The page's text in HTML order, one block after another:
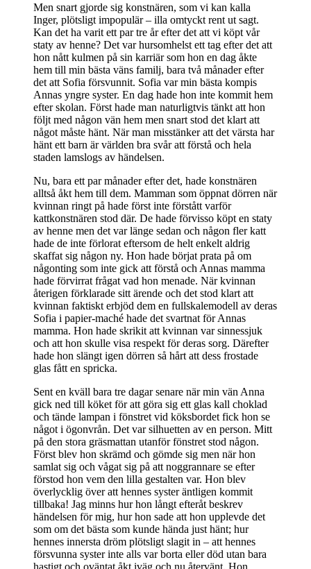
Men snart gjorde sig konstnären, som vi kan kalla
Inger, plötsligt impopulär – illa omtyckt rent ut sagt.
Kan det ha varit ett par tre år efter det att vi köpt vår
staty av henne? Det var hursomhelst ett tag efter det att
hon nått kulmen på sin karriär som hon en dag åkte
hem till min bästa väns familj, bara två månader efter
det att Sofia försvunnit. Sofia var min bästa kompis
Annas yngre syster. En dag hade hon inte kommit hem
efter skolan. Först hade man naturligtvis tänkt att hon
följt med någon vän hem men snart stod det klart att
något måste hänt. När man misstänker att det värsta har
hänt ett barn är världen bra svår att förstå och hela
staden lamslogs av händelsen.
Nu, bara ett par månader efter det, hade konstnären
alltså åkt hem till dem. Mamman som öppnat dörren när
kvinnan ringt på hade först inte förstått varför
kattkonstnären stod där. De hade förvisso köpt en staty
av henne men det var länge sedan och någon fler katt
hade de inte förlorat eftersom de helt enkelt aldrig
skaffat sig någon ny. Hon hade börjat prata på om
någonting som inte gick att förstå och Annas mamma
hade förvirrat frågat vad hon menade. När kvinnan
återigen förklarade sitt ärende och det stod klart att
kvinnan faktiskt erbjöd dem en fullskalemodell av deras
Sofia i papier-maché hade det svartnat för Annas
mamma. Hon hade skrikit att kvinnan var sinnessjuk
och att hon skulle visa respekt för deras sorg. Därefter
hade hon slängt igen dörren så hårt att dess frostade
glas fått en spricka.
Sent en kväll bara tre dagar senare när min vän Anna
gick ned till köket för att göra sig ett glas kall choklad
och tände lampan i fönstret vid köksbordet fick hon se
något i ögonvrån. Det var silhuetten av en person. Mitt
på den stora gräsmattan utanför fönstret stod någon.
Först blev hon skrämd och gömde sig men när hon
samlat sig och vågat sig på att noggrannare se efter
förstod hon vem den lilla gestalten var. Hon blev
överlycklig över att hennes syster äntligen kommit
tillbaka! Jag minns hur hon långt efteråt beskrev
händelsen för mig, hur hon sade att hon upplevde det
som om det bästa som kunde hända just hänt; hur
hennes innersta dröm plötsligt slagit in – att hennes
försvunna syster inte alls var borta eller död utan bara
hastigt och oväntat åkt iväg och nu återvänt. Hon